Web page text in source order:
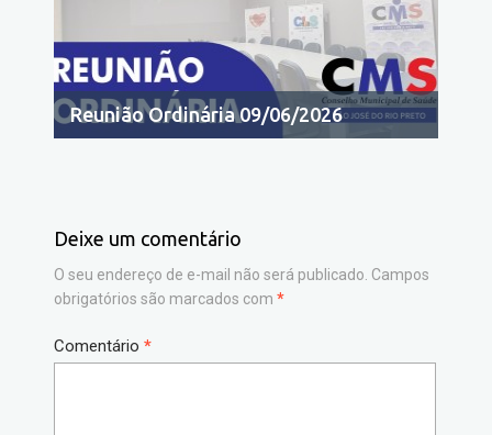
Reunião Ordinária 09/06/2026
Deixe um comentário
O seu endereço de e-mail não será publicado. Campos
obrigatórios são marcados com *
Comentário *